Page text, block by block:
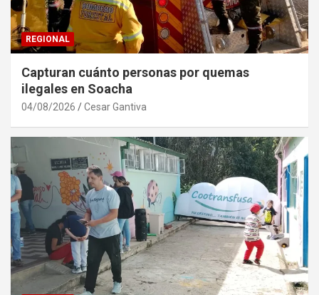
REGIONAL
Capturan cuánto personas por quemas
ilegales en Soacha
04/08/2026 Cesar Gantiva